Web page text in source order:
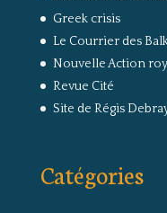
Greek crisis
Le Courrier des
Nouvelle Action
Revue Cité
Site de Régis
Catégories